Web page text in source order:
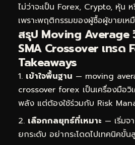
ไม่ว่าจะเป็น Forex, Crypto, หุ้น
เพราะพฤติกรรมของผู้ซื้อผู้ขายเ
สรุป Moving Average
SMA Crossover เทรด
Takeaways
เข้าใจพื้นฐาน — moving
crossover forex เป็นเครื่องมือวิ
พลัง แต่ต้องใช้ร่วมกับ Risk
เลือกกลยุทธ์ที่เหมาะ — เริ่มจ
ยกระดับ อย่ากระโดดไปเทคนิคขั้น